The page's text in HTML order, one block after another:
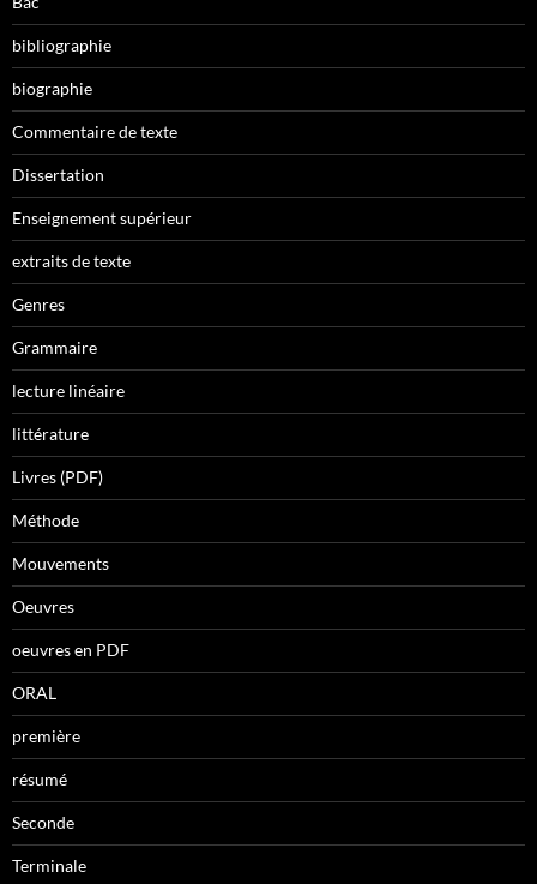
bibliographie
biographie
Commentaire de texte
Dissertation
Enseignement supérieur
extraits de texte
Genres
Grammaire
lecture linéaire
littérature
Livres (PDF)
Méthode
Mouvements
Oeuvres
oeuvres en PDF
ORAL
première
résumé
Seconde
Terminale